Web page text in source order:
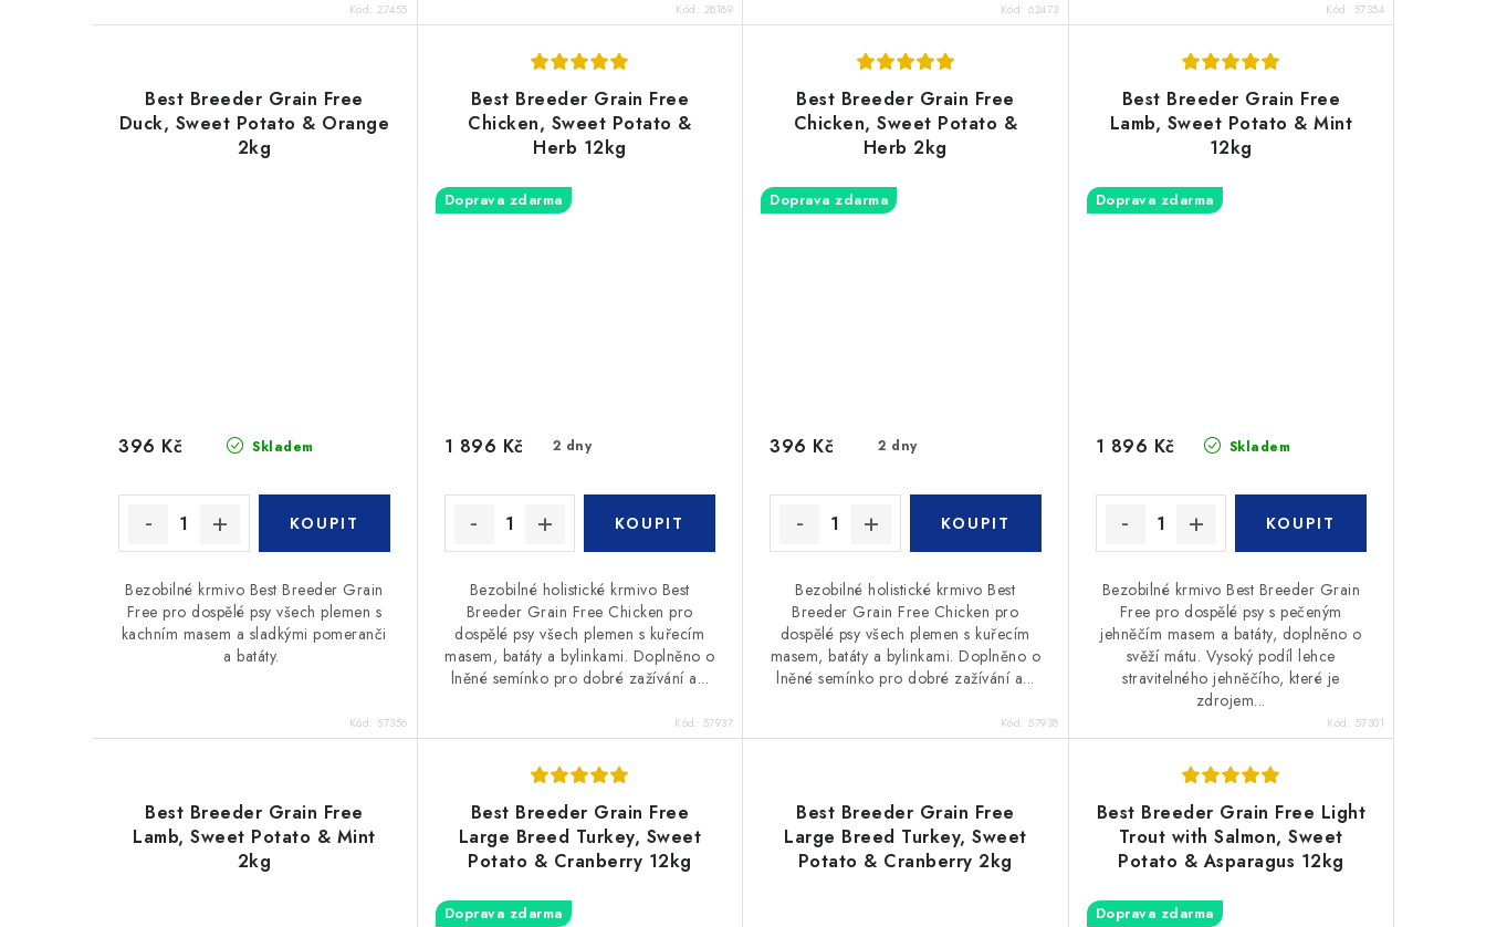
Kód: 27455 Kód: 28189 Kód: 62473 Kód: 57354
Best Breeder Grain Free
Duck, Sweet Potato & Orange
2kg
Skladem
396 Kč
Bezobilné krmivo Best Breeder Grain
Free pro dospělé psy všech plemen s
kachním masem a sladkými pomeranči
a batáty.
Kód: 57356
Best Breeder Grain Free
Chicken, Sweet Potato &
Herb 12kg
Doprava zdarma
2 dny
1 896 Kč
Bezobilné holistické krmivo Best
Breeder Grain Free Chicken pro
dospělé psy všech plemen s kuřecím
masem, batáty a bylinkami. Doplněno o
lněné semínko pro dobré zažívání a...
Kód: 57937
Best Breeder Grain Free
Chicken, Sweet Potato &
Herb 2kg
Doprava zdarma
2 dny
396 Kč
Bezobilné holistické krmivo Best
Breeder Grain Free Chicken pro
dospělé psy všech plemen s kuřecím
masem, batáty a bylinkami. Doplněno o
lněné semínko pro dobré zažívání a...
Kód: 57938
Best Breeder Grain Free
Lamb, Sweet Potato & Mint
12kg
Doprava zdarma
Skladem
1 896 Kč
Bezobilné krmivo Best Breeder Grain
Free pro dospělé psy s pečeným
jehněčím masem a batáty, doplněno o
svěží mátu. Vysoký podíl lehce
stravitelného jehněčího, které je
zdrojem...
Kód: 57301
Best Breeder Grain Free
Lamb, Sweet Potato & Mint
2kg
Best Breeder Grain Free
Large Breed Turkey, Sweet
Potato & Cranberry 12kg
Doprava zdarma
Best Breeder Grain Free
Large Breed Turkey, Sweet
Potato & Cranberry 2kg
Best Breeder Grain Free Light
Trout with Salmon, Sweet
Potato & Asparagus 12kg
Doprava zdarma